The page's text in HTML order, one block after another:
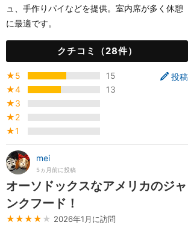
ュ、手作りパイなどを提供。室内席が多く休憩
に最適です。
クチコミ（28件）
投稿
★5
15
★4
13
★3
★2
★1
mei
5ヵ月前に投稿
オーソドックスなアメリカのジャ
ンクフード！
★★★★ ★ 2026年1月に訪問